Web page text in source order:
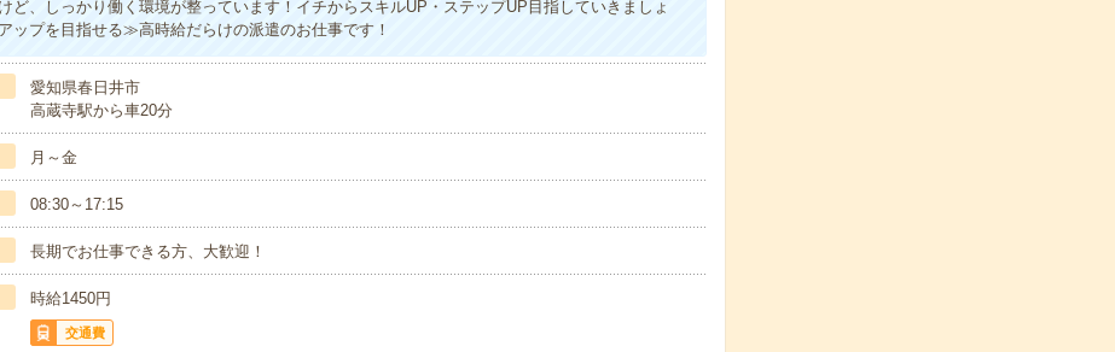
ど、しっかり働く環境が整っています！イチからスキルUP・ステップUP目指していきましょ
ップを目指せる≫高時給だらけの派遣のお仕事です！
愛知県春日井市
高蔵寺駅から車20分
月～金
08:30～17:15
長期でお仕事できる方、大歓迎！
時給1450円
交通費